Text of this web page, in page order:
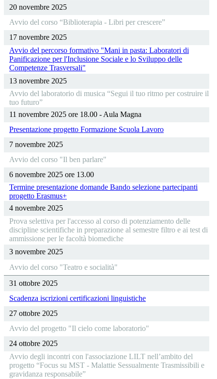
20 novembre 2025
Avvio del corso “Biblioterapia - Libri per crescere”
17 novembre 2025
Avvio del percorso formativo "Mani in pasta: Laboratori di
Panificazione per l'Inclusione Sociale e lo Sviluppo delle
Competenze Trasversali"
13 novembre 2025
Avvio del laboratorio di musica “Segui il tuo ritmo per costruire il
tuo futuro”
11 novembre 2025 ore 18.00 - Aula Magna
Presentazione progetto Formazione Scuola Lavoro
7 novembre 2025
Avvio del corso "Il ben parlare"
6 novembre 2025 ore 13.00
Termine presentazione domande Bando selezione partecipanti
progetto Erasmus+
4 novembre 2025
Prova selettiva per l'accesso al corso di potenziamento delle
discipline scientifiche in preparazione al semestre filtro e ai test di
ammissione per le facoltà biomediche
3 novembre 2025
Avvio del corso "Teatro e socialità"
31 ottobre 2025
Scadenza iscrizioni certificazioni linguistiche
27 ottobre 2025
Avvio del progetto "Il cielo come laboratorio"
24 ottobre 2025
Avvio degli incontri con l'associazione LILT nell’ambito del
progetto “Focus su MST - Malattie Sessualmente Trasmissibili e
gravidanza responsabile”